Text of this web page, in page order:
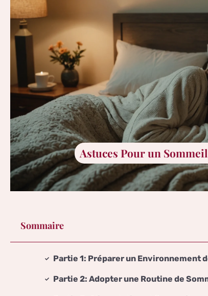
Astuces Pour un
Sommaire
Partie 1: Préparer un Environnement
Partie 2: Adopter une Routine de